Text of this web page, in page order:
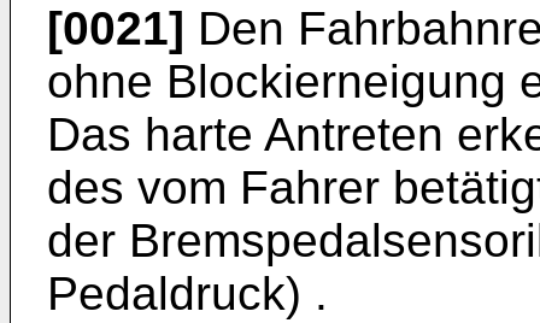
[0021] Den
ohne Blockierneigung
Das harte Antreten
des vom Fahrer
der
Pedaldruck) .